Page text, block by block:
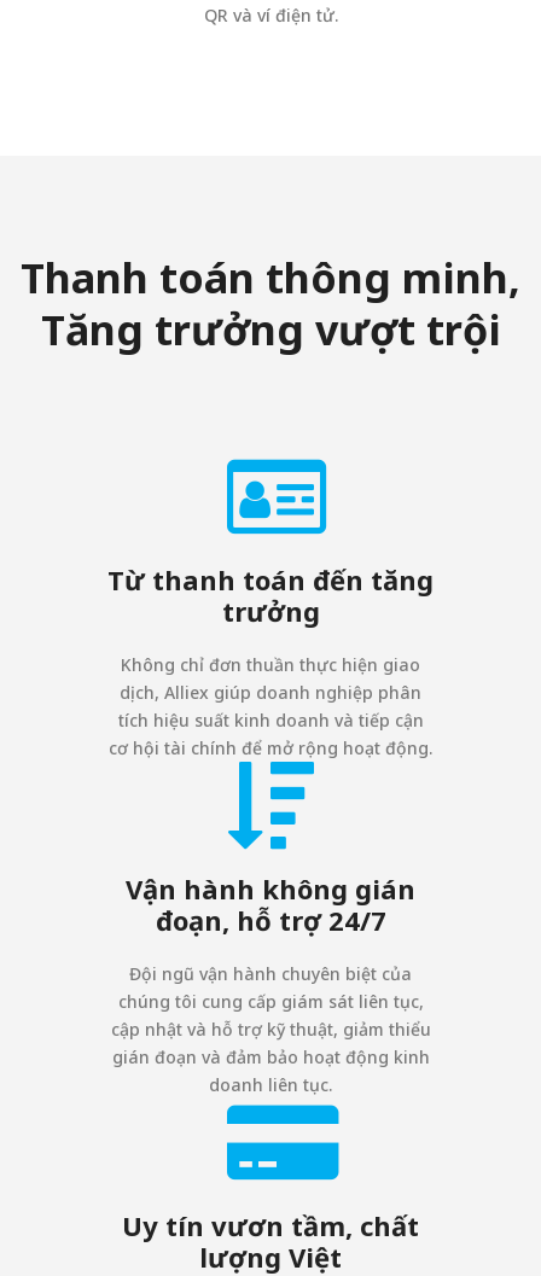
QR và ví điện tử.
Thanh toán thông minh,
Tăng trưởng vượt trội
Từ thanh toán đến tăng
trưởng
Không chỉ đơn thuần thực hiện giao
dịch, Alliex giúp doanh nghiệp phân
tích hiệu suất kinh doanh và tiếp cận
cơ hội tài chính để mở rộng hoạt động.
Vận hành không gián
đoạn, hỗ trợ 24/7
Đội ngũ vận hành chuyên biệt của
chúng tôi cung cấp giám sát liên tục,
cập nhật và hỗ trợ kỹ thuật, giảm thiểu
gián đoạn và đảm bảo hoạt động kinh
doanh liên tục.
Uy tín vươn tầm, chất
lượng Việt